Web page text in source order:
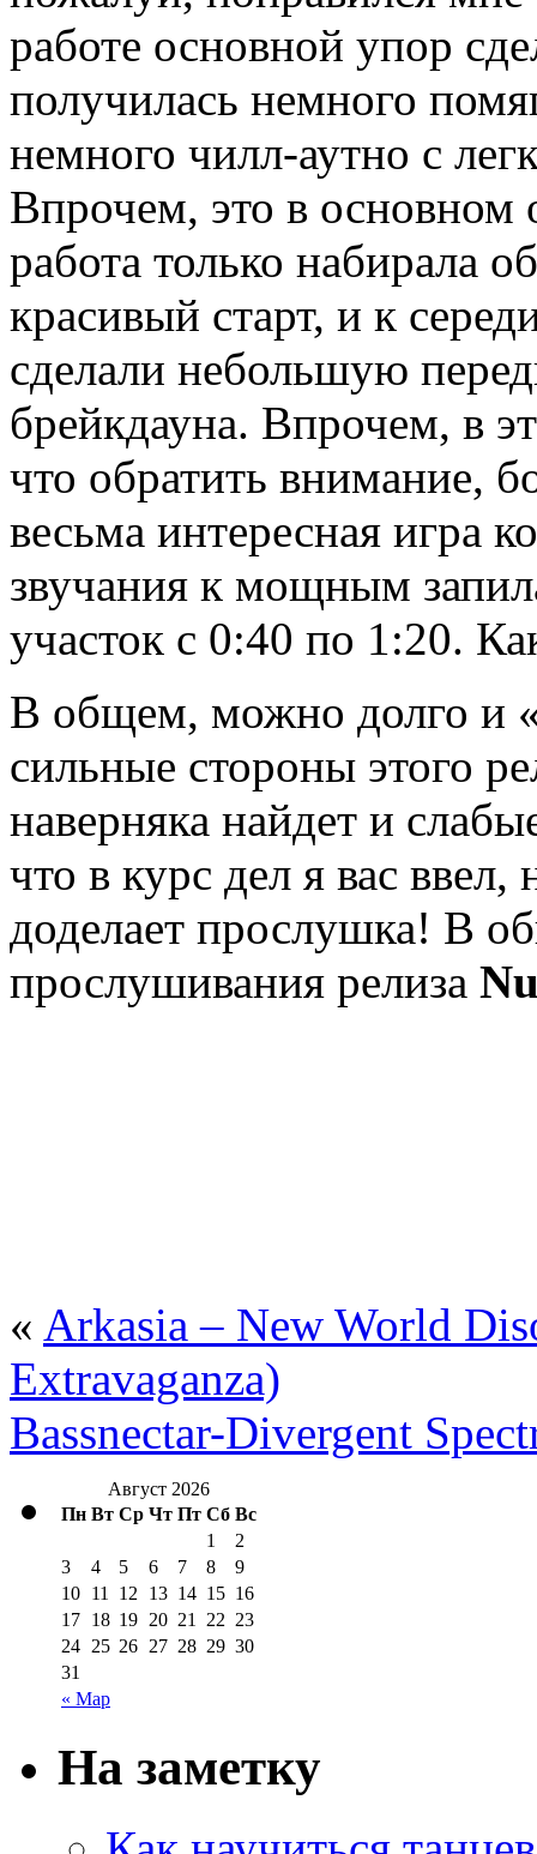
работе основной упор
получилась немного
немного чилл-аутно с
Впрочем, это в основном
работа только набирала
красивый старт, и к
сделали небольшую
брейкдауна. Впрочем, в
что обратить внимание,
весьма интересная игра
звучания к мощным
участок с 0:40 по 1:20.
В общем, можно долго и
сильные стороны этого
наверняка найдет и
что в курс дел я вас
доделает прослушка! В
прослушивания релиза
« Arkasia – New World
Extravaganza)
Bassnectar-Divergent
Август 2026
Пн Вт Ср Чт Пт Сб Вс
« Мар
1
2
3
4 5 6 7 8
9
10 11 12 13 14 15 16
17 18 19 20 21 22 23
24 25 26 27 28 29 30
31
На заметку